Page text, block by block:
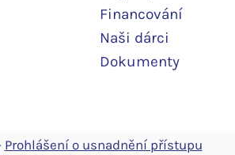
Financování
Naši dárci
Dokumenty
Prohlášení o usnadnění přístupu